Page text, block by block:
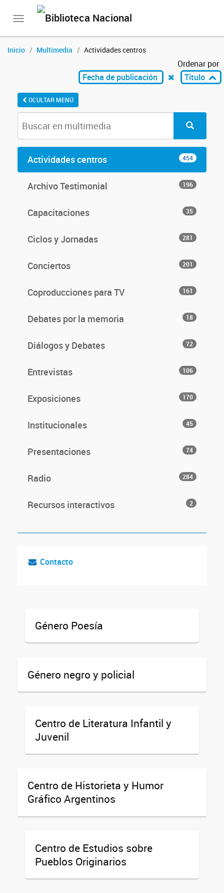
Toggle
Inicio Multimedia Actividades centros
Ordenar por
Fecha de publicación
Titulo
OCULTAR MENÚ
Actividades centros 454
Archivo Testimonial 196
Capacitaciones 35
Ciclos y Jornadas 281
Conciertos 201
Coproducciones para TV 161
Debates por la memoria 18
Diálogos y Debates 72
Entrevistas 106
Exposiciones 170
Institucionales 45
Presentaciones 74
Radio 284
Recursos interactivos 2
Contacto
Género Poesía
Género negro y policial
Centro de Literatura Infantil y
Juvenil
Centro de Historieta y Humor
Gráfico Argentinos
Centro de Estudios sobre
Pueblos Originarios